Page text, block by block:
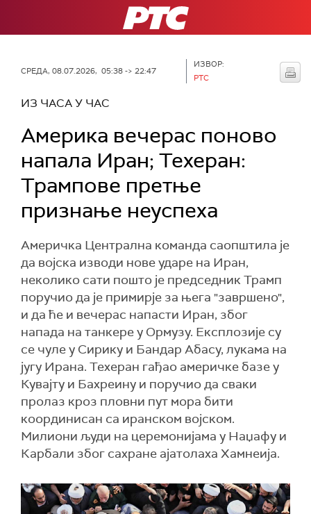
РТС
СРЕДА, 08.07.2026, 05:38 -> 22:47
ИЗВОР:
РТС
ИЗ ЧАСА У ЧАС
Америка вечерас поново
напала Иран; Техеран:
Трампове претње
признање неуспеха
Америчка Централна команда саопштила је
да војска изводи нове ударе на Иран,
неколико сати пошто је председник Трамп
поручио да је примирје за њега "завршено",
и да ће и вечерас напасти Иран, због
напада на танкере у Ормузу. Експлозије су
се чуле у Сирику и Бандар Абасу, лукама на
југу Ирана. Техеран гађао америчке базе у
Кувајту и Бахреину и поручио да сваки
пролаз кроз пловни пут мора бити
координисан са иранском војском.
Милиони људи на церемонијама у Наџафу и
Карбали због сахране ајатолаха Хамнеија.